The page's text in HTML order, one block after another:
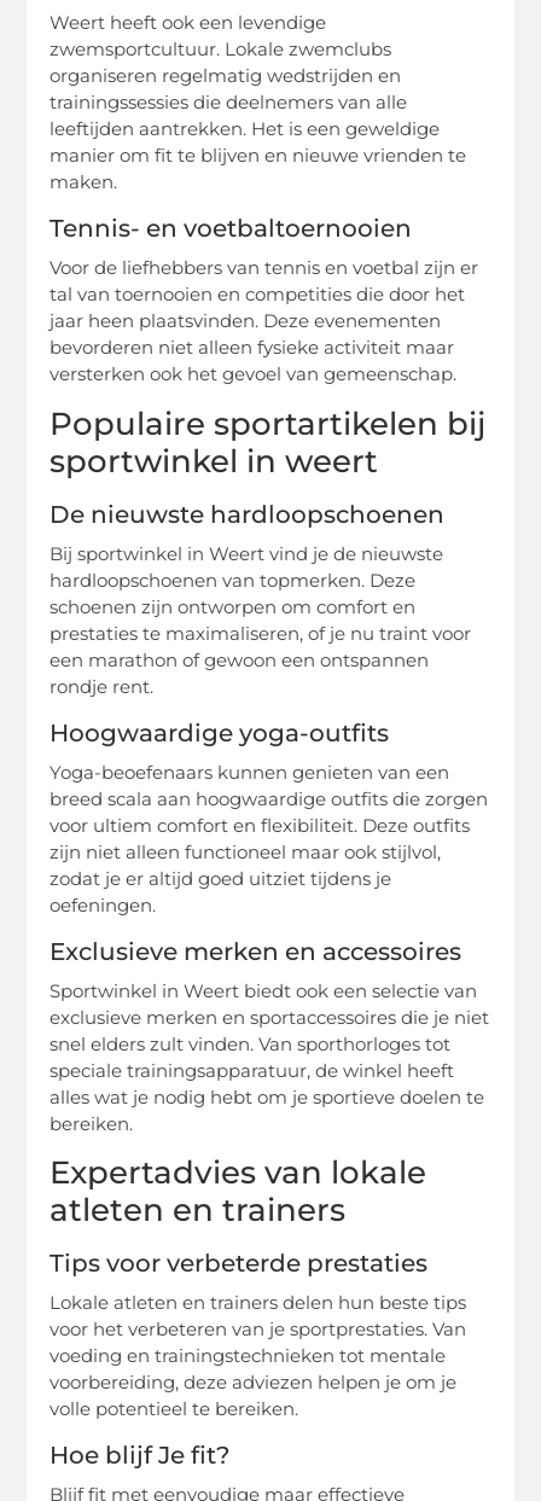
Weert heeft ook een levendige
zwemsportcultuur. Lokale zwemclubs
organiseren regelmatig wedstrijden en
trainingssessies die deelnemers van alle
leeftijden aantrekken. Het is een geweldige
manier om fit te blijven en nieuwe vrienden te
maken.
Tennis- en voetbaltoernooien
Voor de liefhebbers van tennis en voetbal zijn er
tal van toernooien en competities die door het
jaar heen plaatsvinden. Deze evenementen
bevorderen niet alleen fysieke activiteit maar
versterken ook het gevoel van gemeenschap.
Populaire sportartikelen bij
sportwinkel in weert
De nieuwste hardloopschoenen
Bij sportwinkel in Weert vind je de nieuwste
hardloopschoenen van topmerken. Deze
schoenen zijn ontworpen om comfort en
prestaties te maximaliseren, of je nu traint voor
een marathon of gewoon een ontspannen
rondje rent.
Hoogwaardige yoga-outfits
Yoga-beoefenaars kunnen genieten van een
breed scala aan hoogwaardige outfits die zorgen
voor ultiem comfort en flexibiliteit. Deze outfits
zijn niet alleen functioneel maar ook stijlvol,
zodat je er altijd goed uitziet tijdens je
oefeningen.
Exclusieve merken en accessoires
Sportwinkel in Weert biedt ook een selectie van
exclusieve merken en sportaccessoires die je niet
snel elders zult vinden. Van sporthorloges tot
speciale trainingsapparatuur, de winkel heeft
alles wat je nodig hebt om je sportieve doelen te
bereiken.
Expertadvies van lokale
atleten en trainers
Tips voor verbeterde prestaties
Lokale atleten en trainers delen hun beste tips
voor het verbeteren van je sportprestaties. Van
voeding en trainingstechnieken tot mentale
voorbereiding, deze adviezen helpen je om je
volle potentieel te bereiken.
Hoe blijf Je fit?
Blijf fit met eenvoudige maar effectieve